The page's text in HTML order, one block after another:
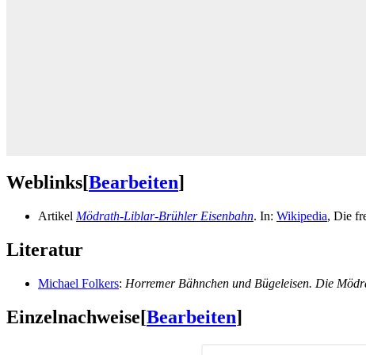
Weblinks[Bearbeiten]
Artikel Mödrath-Liblar-Brühler Eisenbahn. In: Wikipedia, Die
Literatur
Michael Folkers: Horremer Bähnchen und Bügeleisen. Die
Einzelnachweise[Bearbeiten]